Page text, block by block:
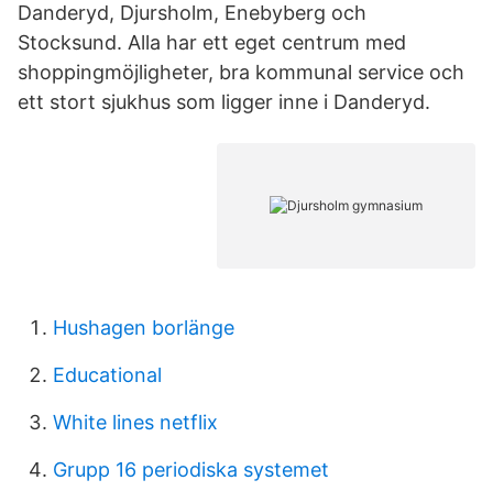
Danderyd, Djursholm, Enebyberg och
Stocksund. Alla har ett eget centrum med
shoppingmöjligheter, bra kommunal service och
ett stort sjukhus som ligger inne i Danderyd.
Hushagen borlänge
Educational
White lines netflix
Grupp 16 periodiska systemet